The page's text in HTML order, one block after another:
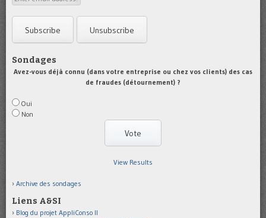
Sondages
Avez-vous déjà connu (dans votre entreprise ou chez vos clients) des cas
de fraudes (détournement) ?
Oui
Non
View Results
Archive des sondages
Liens A&SI
Blog du projet AppliConso II